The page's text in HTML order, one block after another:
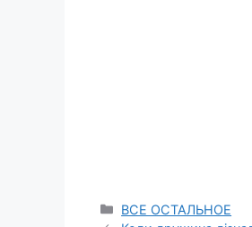
Categories
ВСЕ ОСТАЛЬНОЕ